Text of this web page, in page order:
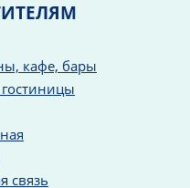
кафе, бары
связь